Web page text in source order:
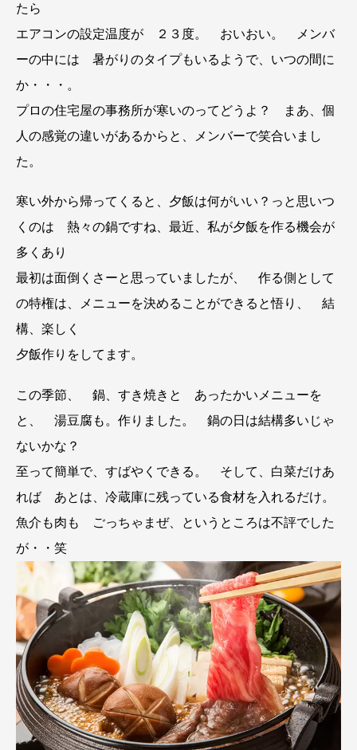
たら
エアコンの設定温度が ２３度。 おいおい。 メンバ
ーの中には 暑がりのタイプもいるようで、いつの間に
か・・・。
プロの住宅屋の事務所が寒いのってどうよ？ まあ、個
人の感覚の違いがあるからと、メンバーで笑合いまし
た。
寒い外から帰ってくると、夕飯は何がいい？っと思いつ
くのは 熱々の鍋ですね、最近、私が夕飯を作る機会が
多くあり
最初は面倒くさーと思っていましたが、 作る側として
の特権は、メニューを決めることができると悟り、 結
構、楽しく
夕飯作りをしてます。
この季節、 鍋、すき焼きと あったかいメニューを
と、 湯豆腐も。作りました。 鍋の日は結構多いじゃ
ないかな？
至って簡単で、すばやくできる。 そして、白菜だけあ
れば あとは、冷蔵庫に残っている食材を入れるだけ。
魚介も肉も ごっちゃまぜ、というところは不評でした
が・・笑